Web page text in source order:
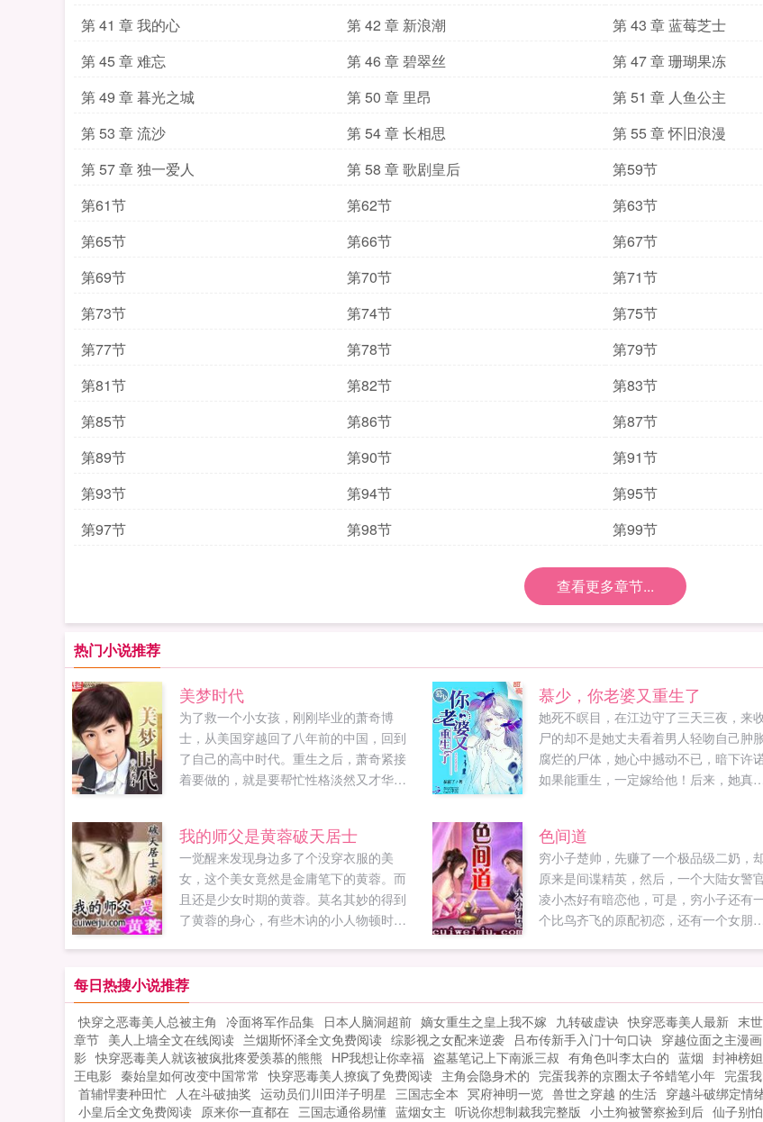
第 41 章 我的心
第 42 章 新浪潮 第 43 章 蓝莓芝士
第 45 章 难忘
第 46 章 碧翠丝 第 47 章 珊瑚果冻
第 49 章 暮光之城
第 50 章 里昂 第 51 章 人鱼公主
第 53 章 流沙
第 54 章 长相思 第 55 章 怀旧浪漫
第 57 章 独一爱人
第 58 章 歌剧皇后 第59节
第61节
第62节 第63节
第65节
第66节 第67节
第69节
第70节 第71节
第73节
第74节 第75节
第77节
第78节 第79节
第81节
第82节 第83节
第85节
第86节 第87节
第89节
第90节 第91节
第93节
第94节 第95节
第97节
第98节 第99节
查看更多章节...
热门小说推荐
美梦时代
为了救一个小女孩，刚刚毕业的萧奇博
士，从美国穿越回了八年前的中国，回到
了自己的高中时代。重生之后，萧奇紧接
着要做的，就是要帮忙性格淡然又才华出
枉费了父亲一辈子的正直和善良。对于前
世辜负和错过的女孩子，萧奇也下了决
心，一定要努力给予她们幸福，不要...
慕少，你老婆又重生了
她死不瞑目，在江边守了三天三夜，来
尸的却不是她丈夫看着男人轻吻自己肿
腐烂的尸体，她心中撼动不已，暗下许
如果能重生，一定嫁给他！后来，她真
体洞房。她欲哭无泪，我滴哥！你早就变
态了好么？！轻松搞笑，重口甜爽，可
心阅读...
我的师父是黄蓉破天居士
一觉醒来发现身边多了个没穿衣服的美
女，这个美女竟然是金庸笔下的黄蓉。而
且还是少女时期的黄蓉。莫名其妙的得到
了黄蓉的身心，有些木讷的小人物顿时发
没问题。桃花岛武功随便学，打狗棒法随
意耍，九阴真经纵横大都市总之有了黄蓉
这个伪师父，真老婆之后，一切都变的精
彩了！...
色间道
穷小子楚帅，先赚了一个极品级二奶，
原来是间谍精英，然后，一个大陆女警
凌小杰好有暗恋他，可是，穷小子还有
个比鸟齐飞的原配初恋，还有一个女朋
每日热搜小说推荐
快穿之恶毒美人总被主角 冷面将军作品集 日本人脑洞超前 嫡女重生之皇上我不嫁 九转破虚诀 快穿恶毒美人最新 末
章节 美人上墙全文在线阅读 兰烟斯怀泽全文免费阅读 综影视之女配来逆袭 吕布传新手入门十句口诀 穿越位面之主漫画
影 快穿恶毒美人就该被疯批疼爱羡慕的熊熊 HP我想让你幸福 盗墓笔记上下南派三叔 有角色叫李太白的 蓝烟 封神榜
王电影 秦始皇如何改变中国常常 快穿恶毒美人撩疯了免费阅读 主角会隐身术的 完蛋我养的京圈太子爷蜡笔小年 完蛋
首辅悍妻种田忙 人在斗破抽奖 运动员们川田洋子明星 三国志全本 冥府神明一览 兽世之穿越 的生活 穿越斗破绑定情
小皇后全文免费阅读 原来你一直都在 三国志通俗易懂 蓝烟女主 听说你想制裁我完整版 小土狗被警察捡到后 仙子别